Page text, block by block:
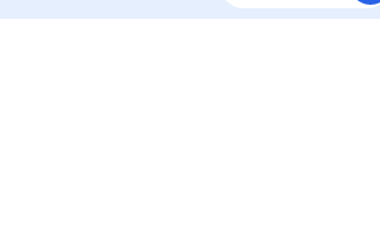
الرئيسية/أحذية رجالي